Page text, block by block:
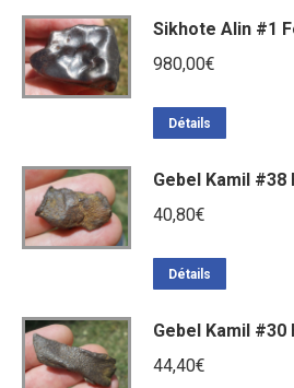
Sikhote Alin #1
980,00€
Détails
Gebel Kamil #38
40,80€
Détails
Gebel Kamil #30
44,40€